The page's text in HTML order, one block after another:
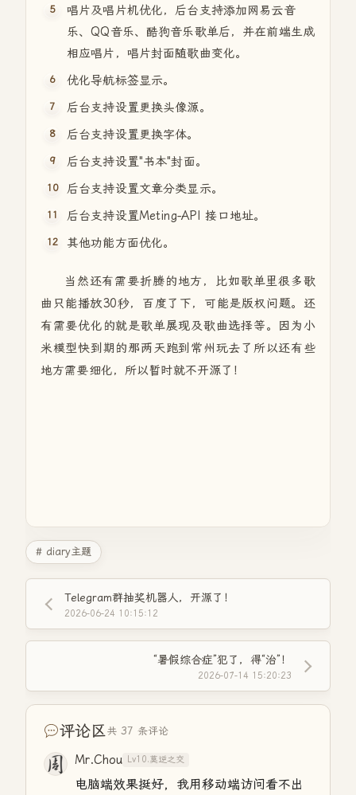
唱片及唱片机优化，后台支持添加网易云音
乐、QQ音乐、酷狗音乐歌单后，并在前端生成
相应唱片，唱片封面随歌曲变化。
优化导航标签显示。
后台支持设置更换头像源。
后台支持设置更换字体。
后台支持设置"书本"封面。
后台支持设置文章分类显示。
后台支持设置Meting-API 接口地址。
其他功能方面优化。
当然还有需要折腾的地方，比如歌单里很多歌
曲只能播放30秒，百度了下，可能是版权问题。还
有需要优化的就是歌单展现及歌曲选择等。因为小
米模型快到期的那两天跑到常州玩去了所以还有些
地方需要细化，所以暂时就不开源了！
# diary主题
Telegram群抽奖机器人，开源了！
2026-06-24 10:15:12
“暑假综合症”犯了，得“治”！
2026-07-14 15:20:23
评论区共 37 条评论
Mr.Chou Lv10.莫逆之交
电脑端效果挺好，我用移动端访问看不出